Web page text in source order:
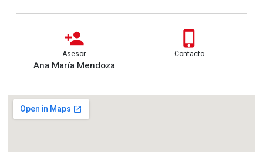
Asesor
Ana María Mendoza
Contacto